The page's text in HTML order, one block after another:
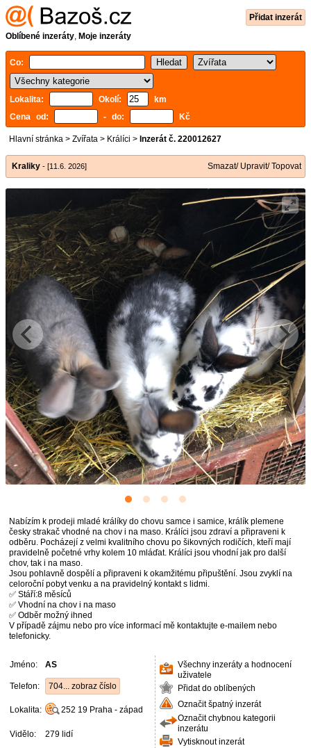
Přidat inzerát
Oblíbené inzeráty, Moje inzeráty
Co:
Lokalita: Okolí:
km
Cena od:
- do: Kč
Hlavní stránka > Zvířata > Králíci > Inzerát č. 220012627
Kraliky - [11.6. 2026] Smazat/ Upravit/ Topovat
Nabízím k prodeji mladé králíky do chovu samce i samice, králík plemene
česky strakač vhodné na chov i na maso. Králíci jsou zdraví a připraveni k
odběru. Pocházejí z velmi kvalitního chovu po šikovných rodičích, kteří mají
pravidelně početné vrhy kolem 10 mláďat. Králíci jsou vhodní jak pro další
chov, tak i na maso.
Jsou pohlavně dospělí a připraveni k okamžitému připuštění. Jsou zvyklí na
celoroční pobyt venku a na pravidelný kontakt s lidmi.
✅ Stáří:8 měsíců
✅ Vhodní na chov i na maso
✅ Odběr možný ihned
V případě zájmu nebo pro více informací mě kontaktujte e-mailem nebo
telefonicky.
Jméno: AS
Telefon: 704... zobraz číslo
Lokalita: 252 19 Praha - západ
Vidělo: 279 lidí
Všechny inzeráty a hodnocení
uživatele
Přidat do oblíbených
Označit špatný inzerát
Označit chybnou kategorii
inzerátu
Vytisknout inzerát